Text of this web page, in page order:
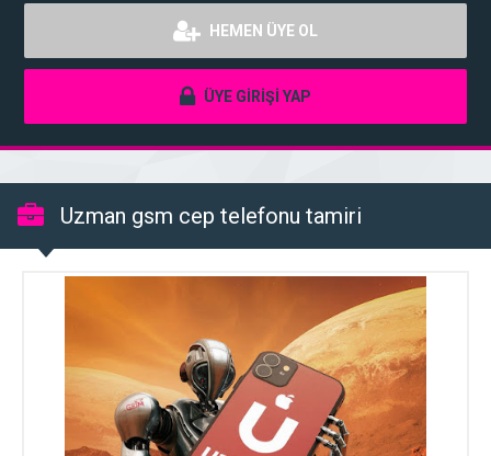
HEMEN ÜYE OL
ÜYE GİRİŞİ YAP
Uzman gsm cep telefonu tamiri